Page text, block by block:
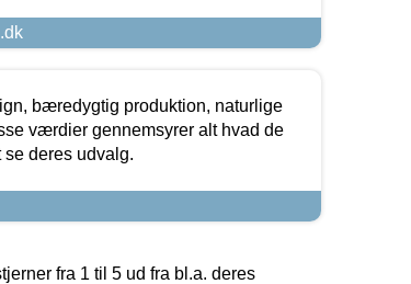
bæredygtig produktion, naturlige
værdier gennemsyrer alt hvad de
se deres udvalg.
fra 1 til 5 ud fra bl.a. deres